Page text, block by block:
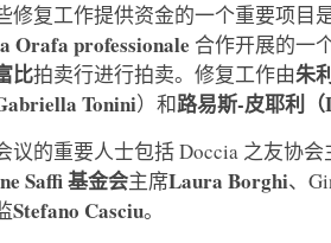
修复工作提供资金的一个重要项目
Orafa professionale 合作开展的一
比拍卖行进行拍卖。修复工作由朱
Tonini）和路易斯-皮耶利
议的重要人士包括 Doccia 之友协会
Saffi 基金会主席Laura Borghi、
Stefano Casciu。